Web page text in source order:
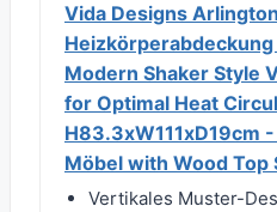
Vida Designs Arlington
Modern Shaker Style
for Optimal Heat
H83.3xW111xD19cm
Möbel with Wood Top
Vertikales Muster-